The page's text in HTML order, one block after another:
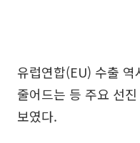
유럽연합(EU) 수출
줄어드는 등 주요 선
보였다.